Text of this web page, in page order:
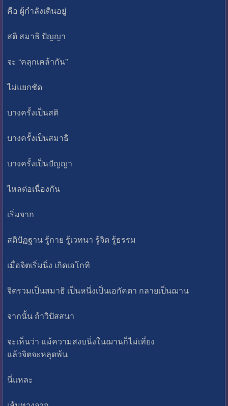
คือ ผู้กำลังเดินอยู่
สติ สมาธิ ปัญญา
จะ “คลุกเคล้ากัน”
ไม่แยกชัด
บางครั้งเป็นสติ
บางครั้งเป็นสมาธิ
บางครั้งเป็นปัญญา
ไหลต่อเนื่องกัน
เริ่มจาก
สติปัฏฐาน รู้กาย รู้เวทนา รู้จิต รู้ธรรม
เมื่อจิตเริ่มนิ่ง เกิดเอโกทิ
จิตรวมเป็นสมาธิ เป็นหนึ่งเป็นเอกัคตา กลายเป็นฌาน
จากนั้น ถ้าวิปัสสนา
จะเห็นว่า แม้ความสงบนิ่งในฌานก็ไม่เที่ยง
แล้วจิตจะหลุดพ้น
นี่แหละ